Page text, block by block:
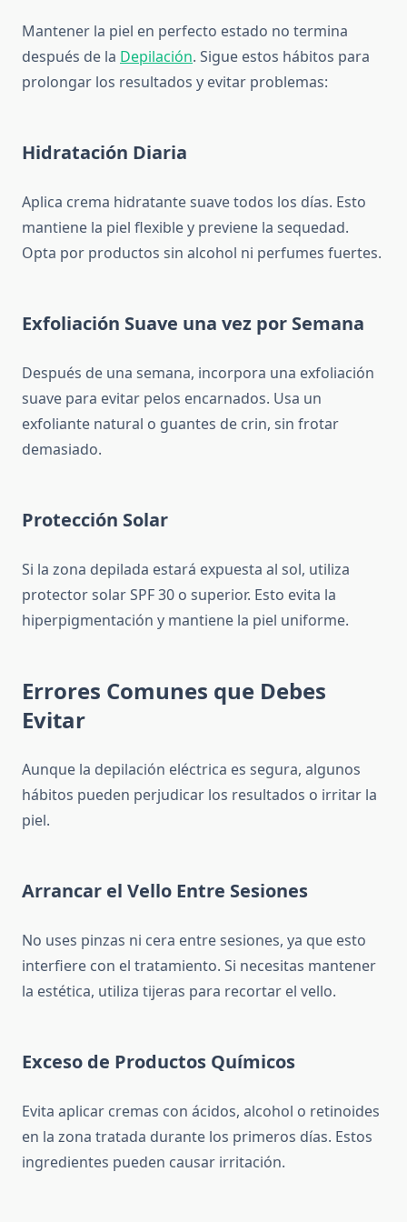
Mantener la piel en perfecto estado no termina
después de la Depilación. Sigue estos hábitos para
prolongar los resultados y evitar problemas:
Hidratación Diaria
Aplica crema hidratante suave todos los días. Esto
mantiene la piel flexible y previene la sequedad.
Opta por productos sin alcohol ni perfumes fuertes.
Exfoliación Suave una vez por Semana
Después de una semana, incorpora una exfoliación
suave para evitar pelos encarnados. Usa un
exfoliante natural o guantes de crin, sin frotar
demasiado.
Protección Solar
Si la zona depilada estará expuesta al sol, utiliza
protector solar SPF 30 o superior. Esto evita la
hiperpigmentación y mantiene la piel uniforme.
Errores Comunes que Debes
Evitar
Aunque la depilación eléctrica es segura, algunos
hábitos pueden perjudicar los resultados o irritar la
piel.
Arrancar el Vello Entre Sesiones
No uses pinzas ni cera entre sesiones, ya que esto
interfiere con el tratamiento. Si necesitas mantener
la estética, utiliza tijeras para recortar el vello.
Exceso de Productos Químicos
Evita aplicar cremas con ácidos, alcohol o retinoides
en la zona tratada durante los primeros días. Estos
ingredientes pueden causar irritación.